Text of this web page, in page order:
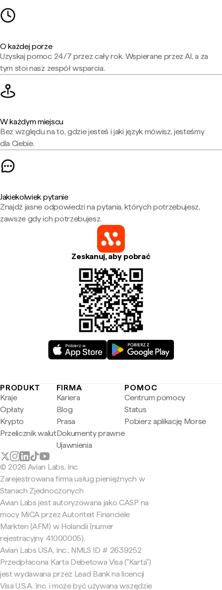
O każdej porze
Uzyskaj pomoc 24/7 przez cały rok. Wspierane przez AI, a za
tym stoi nasz zespół wsparcia.
W każdym miejscu
Bez względu na to, gdzie jesteś i jaki język mówisz, jesteśmy
dla Ciebie.
Jakiekolwiek pytanie
Znajdź jasne odpowiedzi na pytania, których potrzebujesz,
zawsze gdy ich potrzebujesz.
Zeskanuj, aby pobrać
PRODUKT
Kraje
Opłaty
Krypto
Przelicznik walut
FIRMA
Kariera
Blog
Prasa
Dokumenty prawne
Ujawnienia
POMOC
Centrum pomocy
Status
Pobierz aplikację Morse
© 2026 Avian Labs, Inc
Zarejestrowana firma usług pieniężnych w
Stanach Zjednoczonych
Avian Labs jest autoryzowana jako CASP na
mocy MiCA przez Autoriteit Financiële
Markten (AFM) w Holandii (numer
rejestracyjny 41000005).
Avian Labs USA, Inc., NMLS ID # 2639252
Przedpłacona Karta Debetowa Visa ("Karta")
jest wydawana przez Lead Bank na licencji
Visa U.S.A. Inc. i może być używana wszędzie